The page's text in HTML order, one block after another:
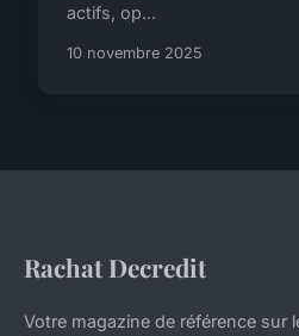
actifs, op...
10 novembre 2025
Rachat Decredit
Votre magazine de référence sur